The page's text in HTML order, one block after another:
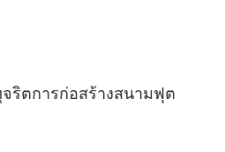
ริตการก่อสร้างสนามฟุต